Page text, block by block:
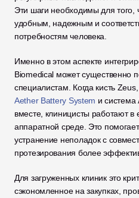
Эти шаги необходимы для
удобным, надежным и
потребностям человека.
Именно в этом аспекте
Biomedical может существенно
специалистам. Когда кисть
Aether Battery System и
вместе, клиницисты работают
аппаратной среде. Это
устранение неполадок с
протезирования более
Для загруженных клиник это
сэкономленное на закупках,